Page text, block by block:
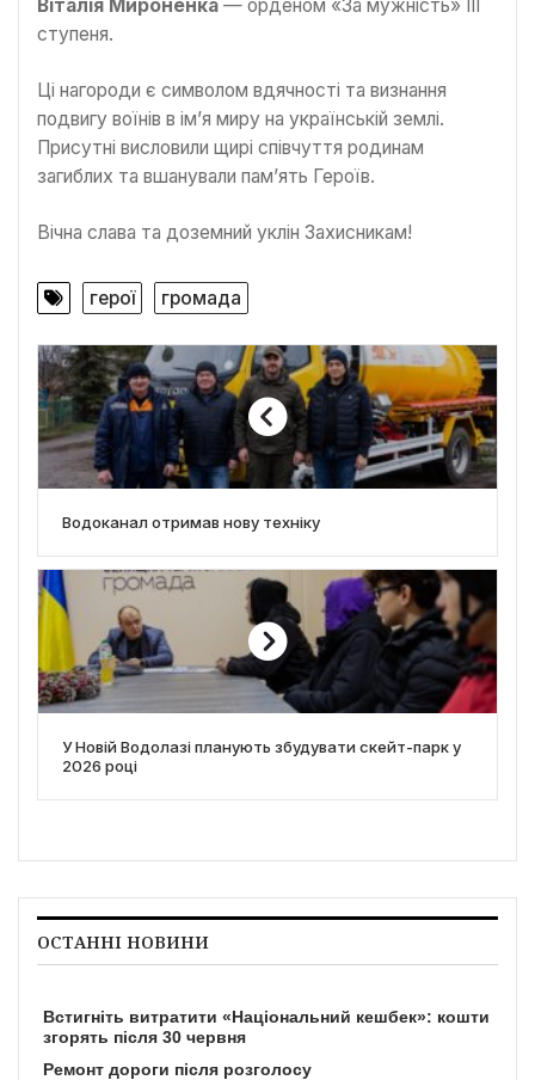
Віталія Мироненка — орденом «За мужність» ІІІ
ступеня.
Ці нагороди є символом вдячності та визнання
подвигу воїнів в ім’я миру на українській землі.
Присутні висловили щирі співчуття родинам
загиблих та вшанували пам’ять Героїв.
Вічна слава та доземний уклін Захисникам!
герої громада
Водоканал отримав нову техніку
У Новій Водолазі планують збудувати скейт-парк у
2026 році
ОСТАННІ НОВИНИ
Встигніть витратити «Національний кешбек»: кошти
згорять після 30 червня
Ремонт дороги після розголосу